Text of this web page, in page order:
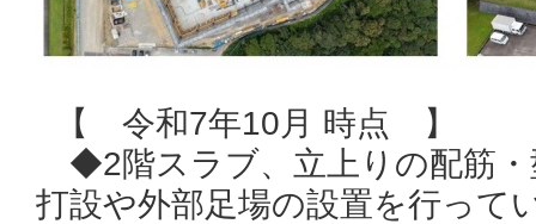
【 令和7年10月 時点 】
◆2階スラブ、立上りの配筋・
打設や外部足場の設置を行って